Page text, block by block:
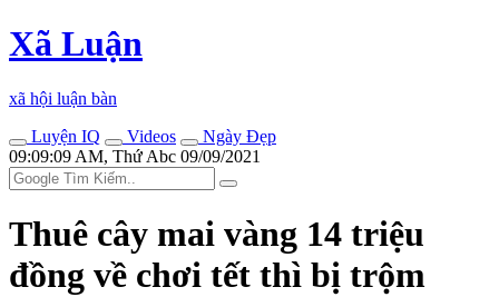
Xã Luận
xã hội luận bàn
Luyện IQ
Videos
Ngày Đẹp
09:09:09 AM, Thứ Abc 09/09/2021
Thuê cây mai vàng 14 triệu
đồng về chơi tết thì bị trộm